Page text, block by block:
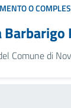
O
Barbarigo
Comune di